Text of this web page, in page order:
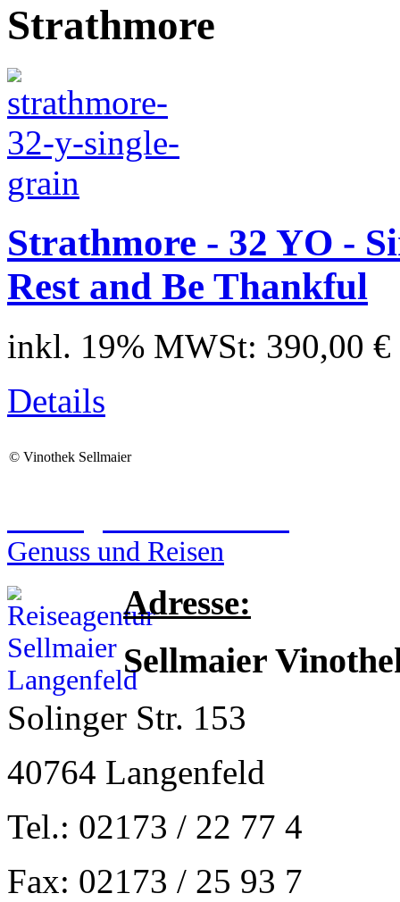
Strathmore
Strathmore - 32 YO -
Rest and Be Thankful
inkl. 19% MWSt: 390,00 €
Details
© Vinothek Sellmaier
Genuss und Reisen
Adresse:
Sellmaier
Solinger Str. 153
40764 Langenfeld
Tel.: 02173 / 22 77 4
Fax: 02173 / 25 93 7